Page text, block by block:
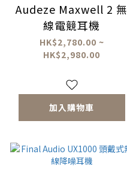
Audeze Maxwell 2 無
線電競耳機
HK$2,780.00 ~
HK$2,980.00
加入購物車